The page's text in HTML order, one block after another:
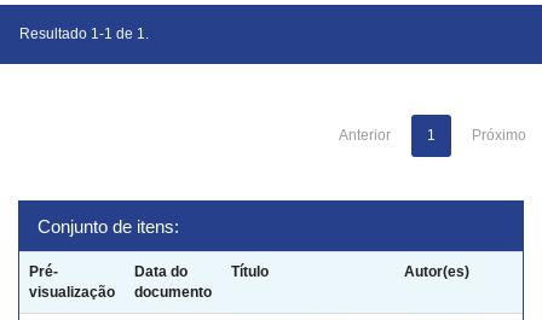
Resultado 1-1 de 1.
Anterior 1 Próximo
Conjunto de itens:
Pré-
visualização
Data do
documento
Título Autor(es)